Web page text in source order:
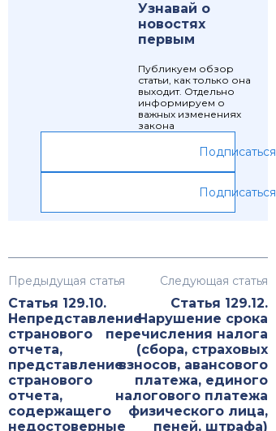
Узнавай о
новостях
первым
Публикуем обзор
статьи, как только она
выходит. Отдельно
информируем о
важных изменениях
закона
Подписаться
Подписаться
Предыдущая статья
Статья 129.10.
Непредставление
странового
отчета,
представление
странового
отчета,
содержащего
недостоверные
Следующая статья
Статья 129.12.
Нарушение срока
перечисления налога
(сбора, страховых
взносов, авансового
платежа, единого
налогового платежа
физического лица,
пеней, штрафа)